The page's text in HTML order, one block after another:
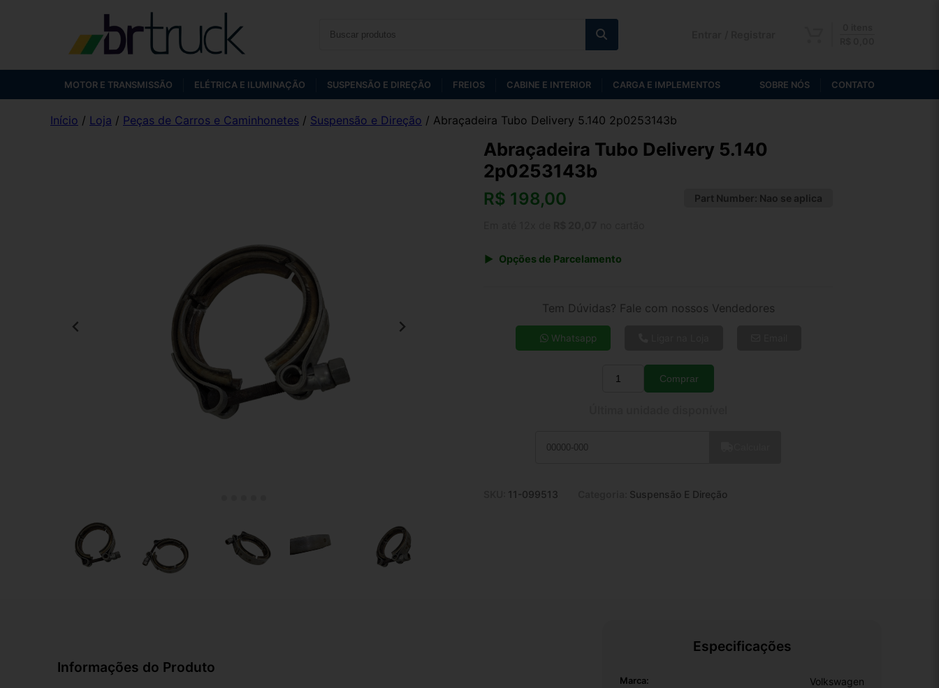
MOTOR E TRANSMISSÃO ELÉTRICA E ILUMINAÇÃO SUSPENSÃO E DIREÇÃO FREIOS CABINE E INTERIOR CARGA E IMPLEMENTOS SOBRE NÓS CONTATO
Início / Loja / Peças de Carros e Caminhonetes / Suspensão e Direção / Abraçadeira Tubo Delivery 5.140 2p0253143b
Abraçadeira Tubo Delivery 5.140
2p0253143b
R$ 198,00 Part Number: Nao se aplica
Opções de Parcelamento
7x de R$ 32,45
9x de R$ 25,89
Tem Dúvidas? Fale com nossos Vendedores
Whatsapp
Quantidade
Comprar
11-099513 Suspensão E Direção
Informações do Produto
Especificações
Marca: Volkswagen